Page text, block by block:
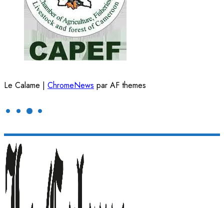
Le Calame | ChromeNews par AF themes